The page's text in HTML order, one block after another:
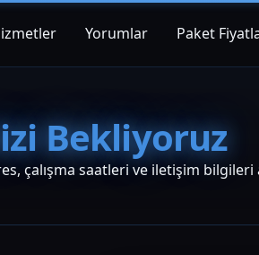
Yorumlar Paket
Bekliyoruz
çalışma saatleri ve iletişim bilgileri